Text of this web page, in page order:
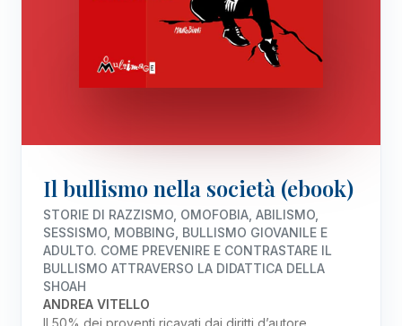
Il bullismo nella società (ebook)
STORIE DI RAZZISMO, OMOFOBIA, ABILISMO,
SESSISMO, MOBBING, BULLISMO GIOVANILE E
ADULTO. COME PREVENIRE E CONTRASTARE IL
BULLISMO ATTRAVERSO LA DIDATTICA DELLA
SHOAH
ANDREA VITELLO